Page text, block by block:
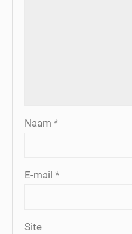
Naam *
E-mail *
Site